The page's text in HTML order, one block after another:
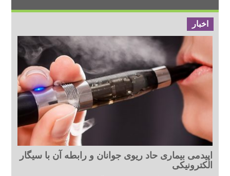
اخبار
اپیدمی بیماری حاد ریوی جوانان و رابطه آن با سیگار
الکترونیکی